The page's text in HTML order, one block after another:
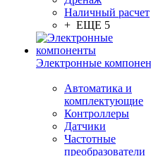
Наличный расчет
+ ЕЩЕ 5
Электронные
Автоматика и
комплектующие
Контроллеры
Датчики
Частотные
преобразователи